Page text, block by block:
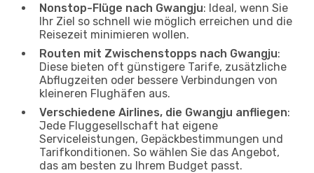
Nonstop-Flüge nach Gwangju: Ideal, wenn Sie
Ihr Ziel so schnell wie möglich erreichen und die
Reisezeit minimieren wollen.
Routen mit Zwischenstopps nach Gwangju:
Diese bieten oft günstigere Tarife, zusätzliche
Abflugzeiten oder bessere Verbindungen von
kleineren Flughäfen aus.
Verschiedene Airlines, die Gwangju anfliegen:
Jede Fluggesellschaft hat eigene
Serviceleistungen, Gepäckbestimmungen und
Tarifkonditionen. So wählen Sie das Angebot,
das am besten zu Ihrem Budget passt.